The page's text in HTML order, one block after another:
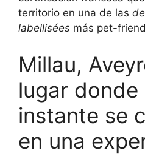
territorio en una de las
labellisées más pet-
Millau,
lugar donde
instante se
en una